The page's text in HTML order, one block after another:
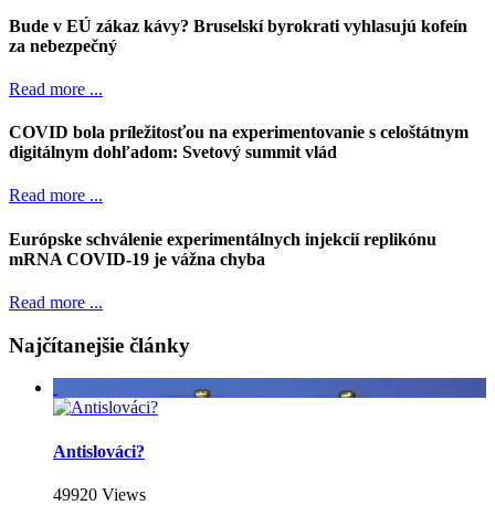
Bude v EÚ zákaz kávy? Bruselskí byrokrati vyhlasujú kofeín
za nebezpečný
Read more ...
COVID bola príležitosťou na experimentovanie s celoštátnym
digitálnym dohľadom: Svetový summit vlád
Read more ...
Európske schválenie experimentálnych injekcií replikónu
mRNA COVID-19 je vážna chyba
Read more ...
Najčítanejšie články
Antislováci?
49920 Views